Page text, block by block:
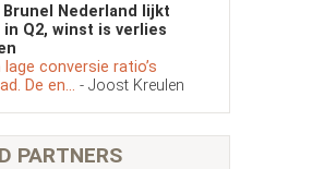
Brunel Nederland lijkt
Q2, winst is verlies
lage conversie ratio’s
De en... - Joost Kreulen
PARTNERS